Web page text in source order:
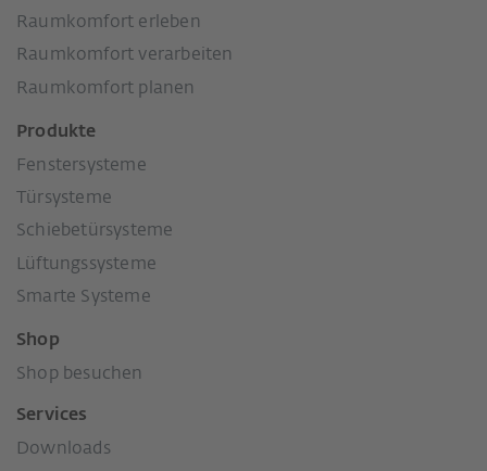
Raumkomfort erleben
Raumkomfort verarbeiten
Raumkomfort planen
Produkte
Fenstersysteme
Türsysteme
Schiebetürsysteme
Lüftungssysteme
Smarte Systeme
Shop
Shop besuchen
Services
Downloads